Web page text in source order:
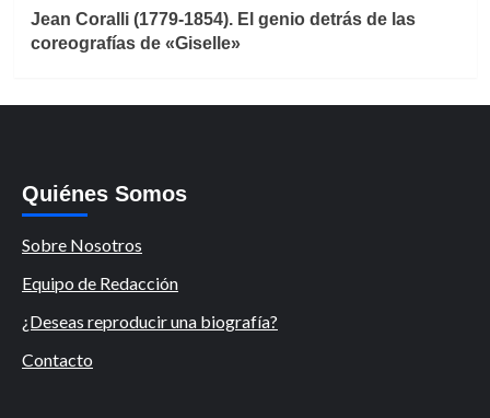
Jean Coralli (1779-1854). El genio detrás de las
coreografías de «Giselle»
Quiénes Somos
Sobre Nosotros
Equipo de Redacción
¿Deseas reproducir una biografía?
Contacto